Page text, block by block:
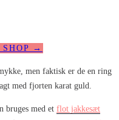
→
men faktisk er de en ring
med fjorten karat guld.
bruges med et flot jakkesæt